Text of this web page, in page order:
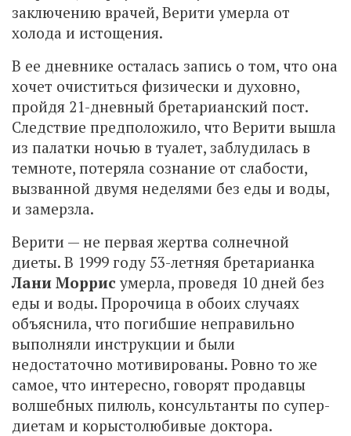
заключению врачей, Верити умерла от
холода и истощения.
В ее дневнике осталась запись о том, что она
хочет очиститься физически и духовно,
пройдя 21-дневный бретарианский пост.
Следствие предположило, что Верити вышла
из палатки ночью в туалет, заблудилась в
темноте, потеряла сознание от слабости,
вызванной двумя неделями без еды и воды,
и замерзла.
Верити — не первая жертва солнечной
диеты. В 1999 году 53-летняя бретарианка
Лани Моррис умерла, проведя 10 дней без
еды и воды. Пророчица в обоих случаях
объяснила, что погибшие неправильно
выполняли инструкции и были
недостаточно мотивированы. Ровно то же
самое, что интересно, говорят продавцы
волшебных пилюль, консультанты по супер-
диетам и корыстолюбивые доктора.